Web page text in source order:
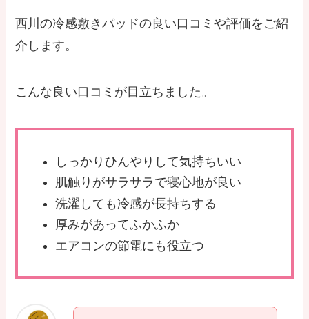
西川の冷感敷きパッドの良い口コミや評価をご紹
介します。
こんな良い口コミが目立ちました。
しっかりひんやりして気持ちいい
肌触りがサラサラで寝心地が良い
洗濯しても冷感が長持ちする
厚みがあってふかふか
エアコンの節電にも役立つ